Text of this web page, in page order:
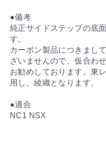
●備考
純正サイドステップの底
す。
カーボン製品につきまし
ざいませんので、仮合わ
お勧めしております。東
用し、綾織となります。
●適合
NC1 NSX